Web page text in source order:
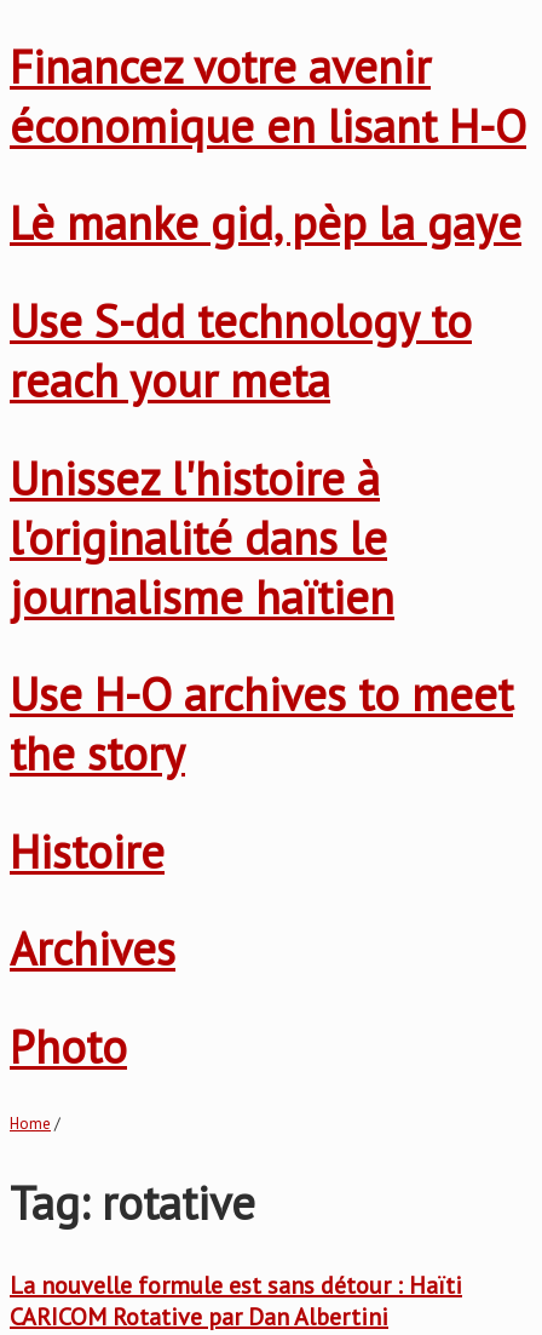
Financez votre avenir
économique en lisant H-O
Lè manke gid, pèp la gaye
Use S-dd technology to
reach your meta
Unissez l'histoire à
l'originalité dans le
journalisme haïtien
Use H-O archives to meet
the story
Histoire
Archives
Photo
Home /
Tag: rotative
La nouvelle formule est sans détour : Haïti
CARICOM Rotative par Dan Albertini